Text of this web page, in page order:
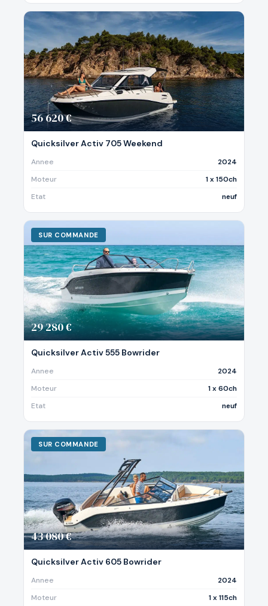
56 620 €
Quicksilver Activ 705 Weekend
Annee
2024
Moteur
1 x 150ch
Etat
neuf
SUR COMMANDE
29 280 €
Quicksilver Activ 555 Bowrider
Annee
2024
Moteur
1 x 60ch
Etat
neuf
SUR COMMANDE
43 080 €
Quicksilver Activ 605 Bowrider
Annee
2024
Moteur
1 x 115ch